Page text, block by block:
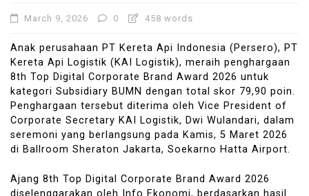
March 9, 2026 0 458 words
Anak perusahaan PT Kereta Api Indonesia (Persero), PT
Kereta Api Logistik (KAI Logistik), meraih penghargaan
8th Top Digital Corporate Brand Award 2026 untuk
kategori Subsidiary BUMN dengan total skor 79,90 poin.
Penghargaan tersebut diterima oleh Vice President of
Corporate Secretary KAI Logistik, Dwi Wulandari, dalam
seremoni yang berlangsung pada Kamis, 5 Maret 2026
di Ballroom Sheraton Jakarta, Soekarno Hatta Airport.
Ajang 8th Top Digital Corporate Brand Award 2026
diselenggarakan oleh Info Ekonomi, berdasarkan hasil